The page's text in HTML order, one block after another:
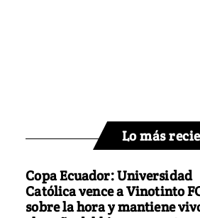
Lo más
Copa Ecuador: Universidad
Católica vence a Vinotinto
sobre la hora y mantiene